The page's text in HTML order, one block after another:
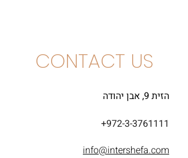
CONTACT US
הזית 9, אבן יהודה
+972-3-3761111
info@intershefa.com